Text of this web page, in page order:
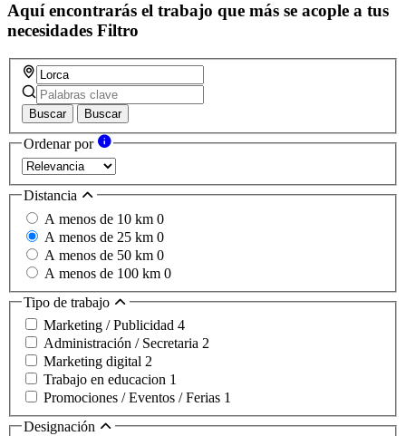
Aquí encontrarás el trabajo que más se acople a tus
necesidades Filtro
Buscar Buscar
Ordenar por
Distancia
A menos de 10 km 0
A menos de 25 km 0
A menos de 50 km 0
A menos de 100 km 0
Tipo de trabajo
Marketing / Publicidad 4
Administración / Secretaria 2
Marketing digital 2
Trabajo en educacion 1
Promociones / Eventos / Ferias 1
Designación